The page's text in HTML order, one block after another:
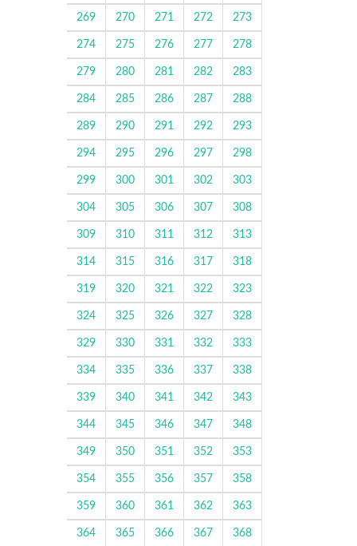
269 270 271 272 273
274 275 276 277 278
279 280 281 282 283
284 285 286 287 288
289 290 291 292 293
294 295 296 297 298
299 300 301 302 303
304 305 306 307 308
309 310 311 312 313
314 315 316 317 318
319 320 321 322 323
324 325 326 327 328
329 330 331 332 333
334 335 336 337 338
339 340 341 342 343
344 345 346 347 348
349 350 351 352 353
354 355 356 357 358
359 360 361 362 363
364 365 366 367 368